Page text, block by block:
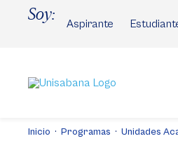
Soy:
Aspirante
Inicio Programas Unidades